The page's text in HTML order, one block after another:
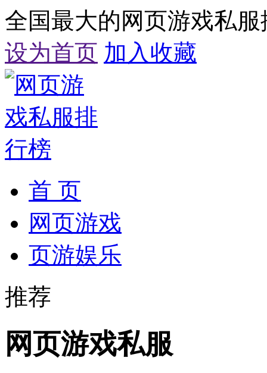
全国最大的网页游戏私
设为首页 加入收藏
首 页
网页游戏
页游娱乐
推荐
网页游戏私服